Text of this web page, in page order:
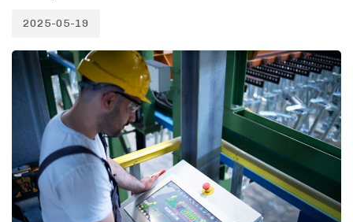
2025-05-19